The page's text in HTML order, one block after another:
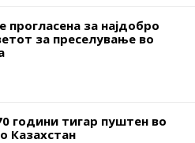
прогласена за најдобро
за преселување во
години тигар пуштен во
Казахстан